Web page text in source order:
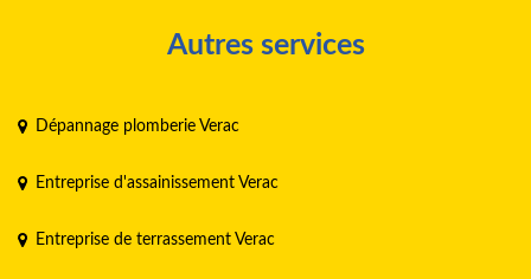
Autres services
Dépannage plomberie Verac
Entreprise d'assainissement Verac
Entreprise de terrassement Verac